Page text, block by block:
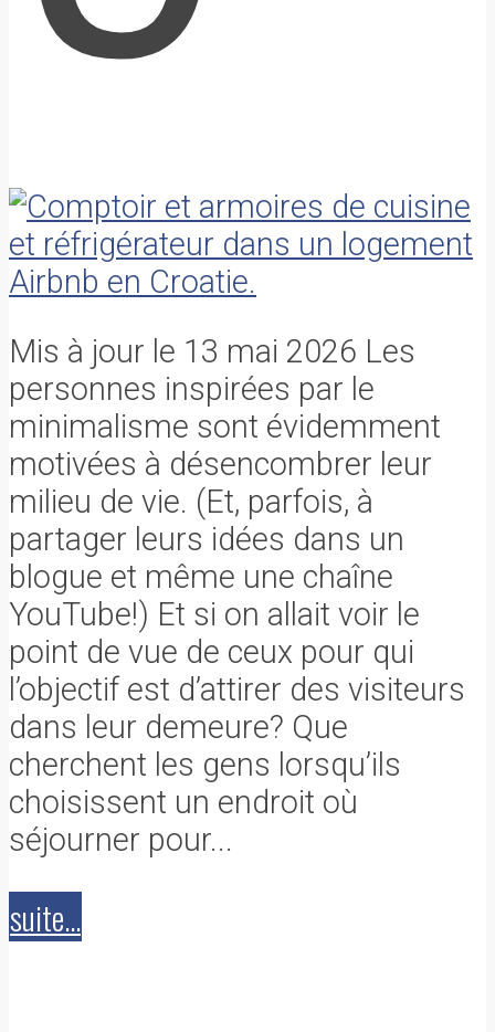
Mis à jour le 13 mai 2026 Les
personnes inspirées par le
minimalisme sont évidemment
motivées à désencombrer leur
milieu de vie. (Et, parfois, à
partager leurs idées dans un
blogue et même une chaîne
YouTube!) Et si on allait voir le
point de vue de ceux pour qui
l’objectif est d’attirer des visiteurs
dans leur demeure? Que
cherchent les gens lorsqu’ils
choisissent un endroit où
séjourner pour...
suite...